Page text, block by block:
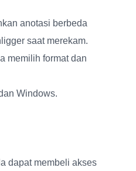
anotasi berbeda
saat merekam.
memilih format dan
Windows.
dapat membeli akses